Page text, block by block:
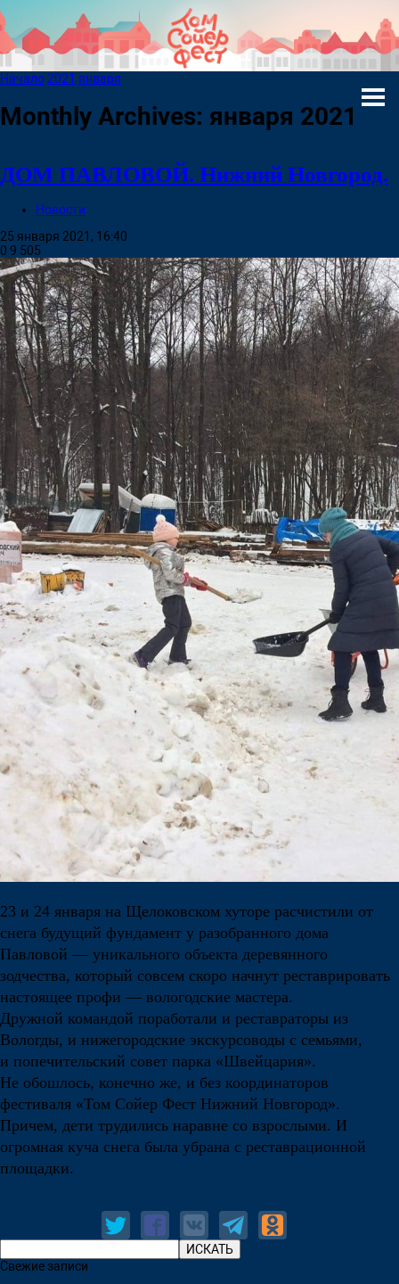
Начало2021 января
Monthly Archives: января 2021
ДОМ ПАВЛОВОЙ. Нижний Новгород.
Новости
25 января 2021, 16:40
0 9 505
23 и 24 января на Щелоковском хуторе расчистили от
снега будущий фундамент у разобранного дома
Павловой — уникального объекта деревянного
зодчества, который совсем скоро начнут реставрировать
настоящее профи — вологодские мастера.
Дружной командой поработали и реставраторы из
Вологды, и нижегородские экскурсоводы с семьями,
и попечительский совет парка «Швейцария».
Не обошлось, конечно же, и без координаторов
фестиваля «Том Сойер Фест Нижний Новгород».
Причем, дети трудились наравне со взрослыми. И
огромная куча снега была убрана с реставрационной
площадки.
Свежие записи